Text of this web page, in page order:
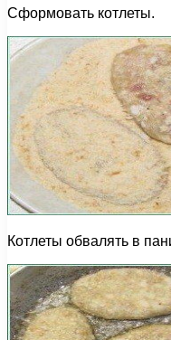
Сформовать котлеты.
Котлеты обвалять в